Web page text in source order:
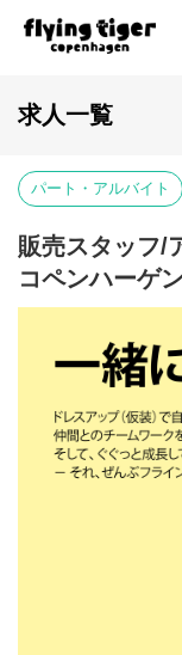
求人一覧
パート・アルバイト
販売スタッフ/
コペンハーゲ